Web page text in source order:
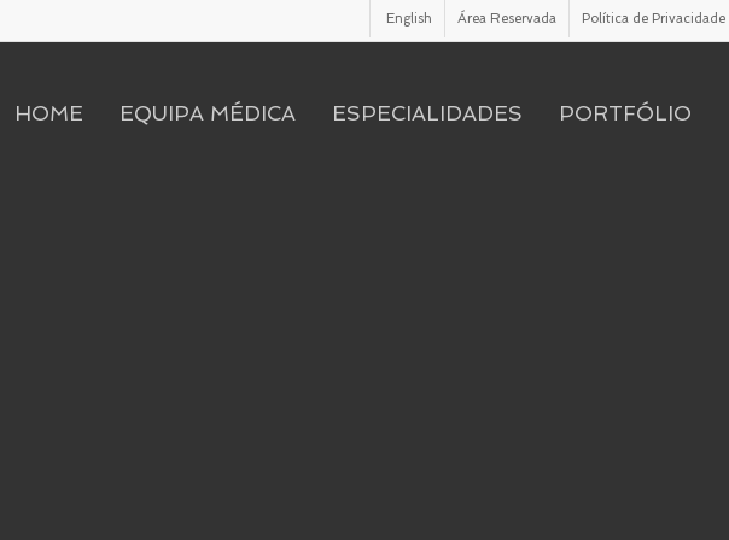
English Área Reservada Política de Privacidade
HOME EQUIPA MÉDICA ESPECIALIDADES PORTFÓLIO